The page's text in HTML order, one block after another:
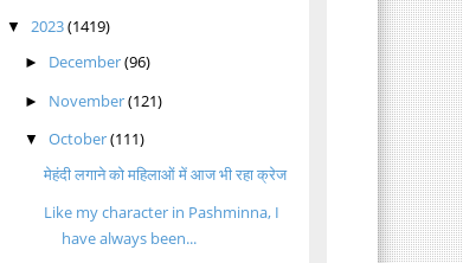
▼ 2023(1419)
► December(96)
► November(121)
▼ October(111)
मेहंदी लगाने को महिलाओं में आज भी रहा क्रेज
Like my character in Pashminna, I
have always been...